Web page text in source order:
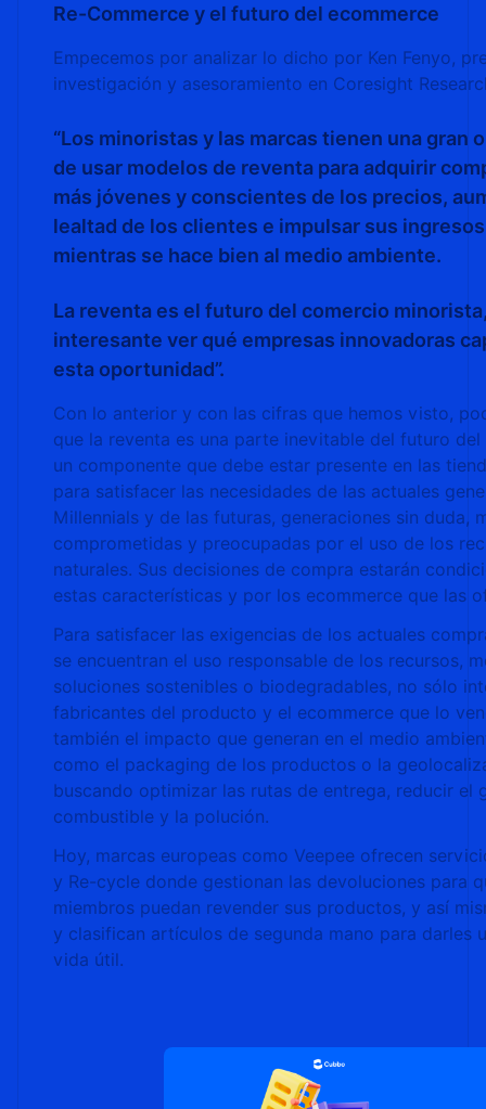
Re-Commerce y el futuro del ecommerce
Empecemos por analizar lo dicho por Ken Fenyo,
investigación y asesoramiento en Coresight
“Los minoristas y las marcas tienen una gran
de usar modelos de reventa para adquirir
más jóvenes y conscientes de los precios,
lealtad de los clientes e impulsar sus
mientras se hace bien al medio ambiente.
La reventa es el futuro del comercio
interesante ver qué empresas innovadoras
esta oportunidad”.
Con lo anterior y con las cifras que hemos visto,
que la reventa es una parte inevitable del futuro del
un componente que debe estar presente en las
para satisfacer las necesidades de las actuales
Millennials y de las futuras, generaciones sin duda,
comprometidas y preocupadas por el uso de los
naturales. Sus decisiones de compra estarán
estas características y por los ecommerce que las
Para satisfacer las exigencias de los actuales
se encuentran el uso responsable de los recursos,
soluciones sostenibles o biodegradables, no sólo
fabricantes del producto y el ecommerce que lo
también el impacto que generan en el medio
como el packaging de los productos o la
buscando optimizar las rutas de entrega, reducir el
combustible y la polución.
Hoy, marcas europeas como Veepee ofrecen
y Re-cycle donde gestionan las devoluciones para
miembros puedan revender sus productos, y así
y clasifican artículos de segunda mano para darles
vida útil.